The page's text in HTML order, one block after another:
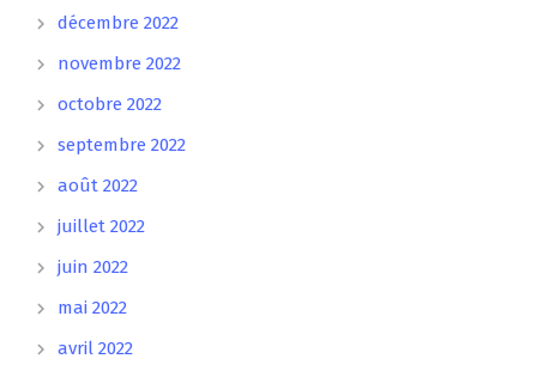
décembre 2022
novembre 2022
octobre 2022
septembre 2022
août 2022
juillet 2022
juin 2022
mai 2022
avril 2022